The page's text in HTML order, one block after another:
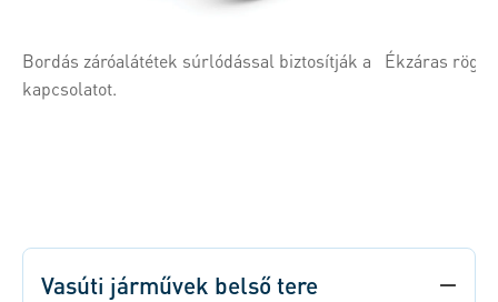
Bordás záróalátétek súrlódással biztosítják a
kapcsolatot.
Ékzáras
Vasúti járművek belső tere